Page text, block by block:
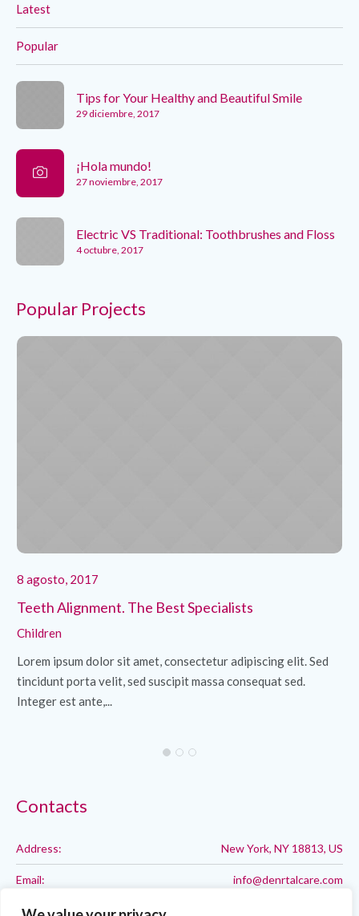
Latest
Popular
Tips for Your Healthy and Beautiful Smile
29 diciembre, 2017
¡Hola mundo!
27 noviembre, 2017
Electric VS Traditional: Toothbrushes and Floss
4 octubre, 2017
Popular Projects
8 agosto, 2017
Teeth Alignment. The Best Specialists
Children
Lorem ipsum dolor sit amet, consectetur adipiscing elit. Sed
tincidunt porta velit, sed suscipit massa consequat sed.
Integer est ante,...
Contacts
Address: New York, NY 18813, US
Email: info@denrtalcare.com
Phone: